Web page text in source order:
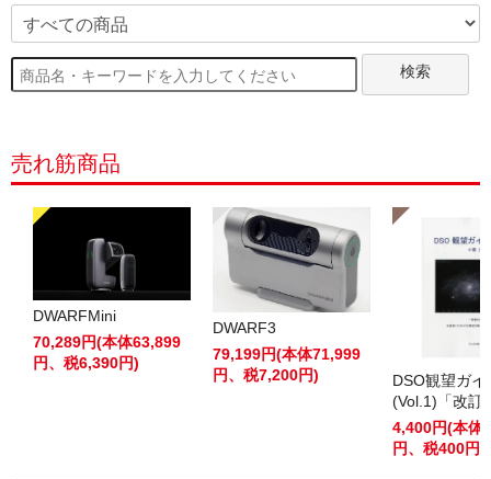
検索
売れ筋商品
DWARFMini
70,289円(本体63,899
円、税6,390円)
DWARF3
79,199円(本体71,999
円、税7,200円)
DSO観望ガ
(Vol.1)「改訂
4,400円(本体
円、税400円)